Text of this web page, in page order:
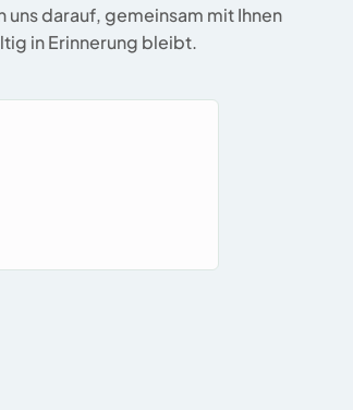
darauf, gemeinsam mit Ihnen
in Erinnerung bleibt.